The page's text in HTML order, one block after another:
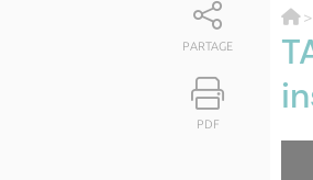
PARTAGE
PDF